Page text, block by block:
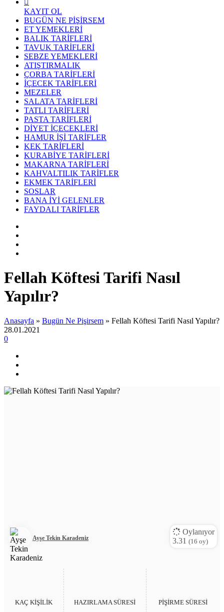
KAYIT OL
BUGÜN NE PİŞİRSEM
ET YEMEKLERİ
BALIK TARİFLERİ
TAVUK TARİFLERİ
SEBZE YEMEKLERİ
ATIŞTIRMALIK
ÇORBA TARİFLERİ
İÇECEK TARİFLERİ
MEZELER
SALATA TARİFLERİ
TATLI TARİFLERİ
PASTA TARİFLERİ
DİYET İÇECEKLERİ
HAMUR İŞİ TARİFLER
KEK TARİFLERİ
KURABİYE TARİFLERİ
MAKARNA TARİFLERİ
KAHVALTILIK TARİFLER
EKMEK TARİFLERİ
SOSLAR
BANA İYİ GELENLER
FAYDALI TARİFLER
Fellah Köftesi Tarifi Nasıl
Yapılır?
Anasayfa » Bugün Ne Pişirsem » Fellah Köftesi Tarifi Nasıl Yapılır?
28.01.2021
0
Ayşe Tekin Karadeniz
Oylanıyor
3.31 (16 oy)
KAÇ KİŞİLİK HAZIRLAMA SÜRESİ PİŞİRME SÜRESİ